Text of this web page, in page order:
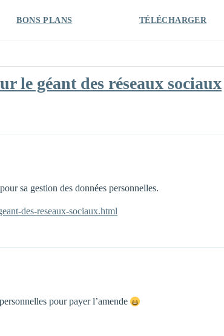
BONS PLANS TÉLÉCHARGER
le géant des réseaux sociaux
sa gestion des données personnelles.
des-reseaux-sociaux.html
pour payer l’amende